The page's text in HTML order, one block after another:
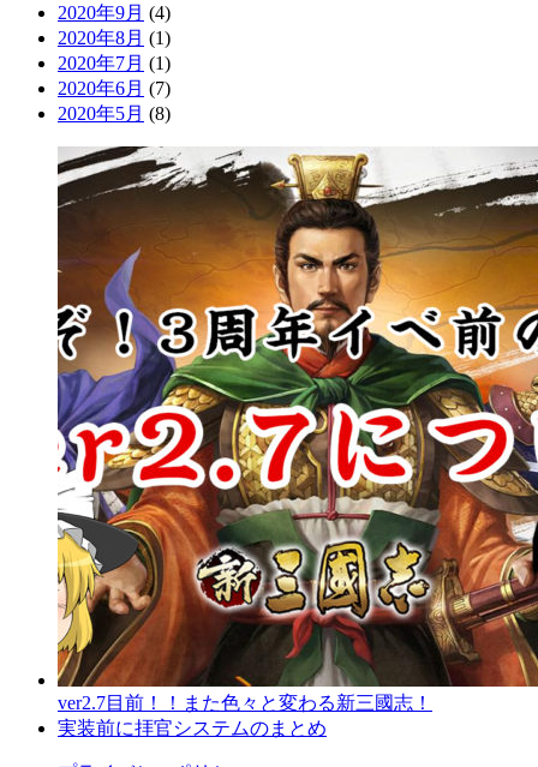
2020年9月 (4)
2020年8月 (1)
2020年7月 (1)
2020年6月 (7)
2020年5月 (8)
ver2.7目前！！また色々と変わる新三國志！
実装前に拝官システムのまとめ